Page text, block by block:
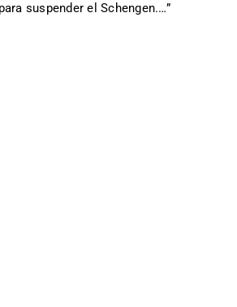
suspender el Schengen.…”